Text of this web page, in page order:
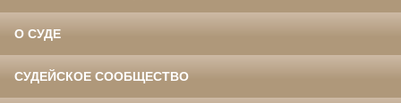
О СУДЕ
СУДЕЙСКОЕ СООБЩЕСТВО